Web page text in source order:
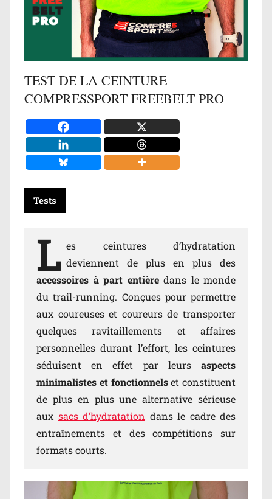
TEST DE LA CEINTURE
COMPRESSPORT FREEBELT PRO
Tests
L es ceintures d’hydratation
deviennent de plus en plus des
accessoires à part entièredans le monde
du trail-running. Conçues pour permettre
aux coureuses et coureurs de transporter
quelques ravitaillements et affaires
personnelles durant l’effort, les ceintures
séduisent en effet par leurs aspects
minimalistes et fonctionnelset constituent
de plus en plus une alternative sérieuse
aux sacs d’hydratation dans le cadre des
entraînements et des compétitions sur
formats courts.